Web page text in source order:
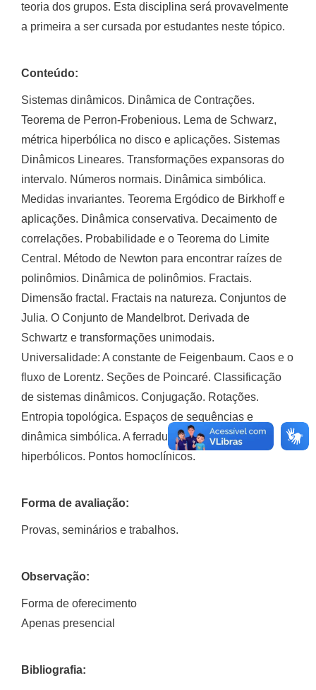
teoria dos grupos. Esta disciplina será provavelmente
a primeira a ser cursada por estudantes neste tópico.
Conteúdo:
Sistemas dinâmicos. Dinâmica de Contrações.
Teorema de Perron-Frobenious. Lema de Schwarz,
métrica hiperbólica no disco e aplicações. Sistemas
Dinâmicos Lineares. Transformações expansoras do
intervalo. Números normais. Dinâmica simbólica.
Medidas invariantes. Teorema Ergódico de Birkhoff e
aplicações. Dinâmica conservativa. Decaimento de
correlações. Probabilidade e o Teorema do Limite
Central. Método de Newton para encontrar raízes de
polinômios. Dinâmica de polinômios. Fractais.
Dimensão fractal. Fractais na natureza. Conjuntos de
Julia. O Conjunto de Mandelbrot. Derivada de
Schwartz e transformações unimodais.
Universalidade: A constante de Feigenbaum. Caos e o
fluxo de Lorentz. Seções de Poincaré. Classificação
de sistemas dinâmicos. Conjugação. Rotações.
Entropia topológica. Espaços de sequências e
dinâmica simbólica. A ferradura de Smale. Pontos
hiperbólicos. Pontos homoclínicos.
Forma de avaliação:
Provas, seminários e trabalhos.
Observação:
Forma de oferecimento
Apenas presencial
Bibliografia: